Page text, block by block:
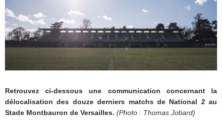
Retrouvez ci-dessous une communication concernant la
délocalisation des douze derniers matchs de National 2 au
Stade Montbauron de Versailles. (Photo : Thomas Jobard)